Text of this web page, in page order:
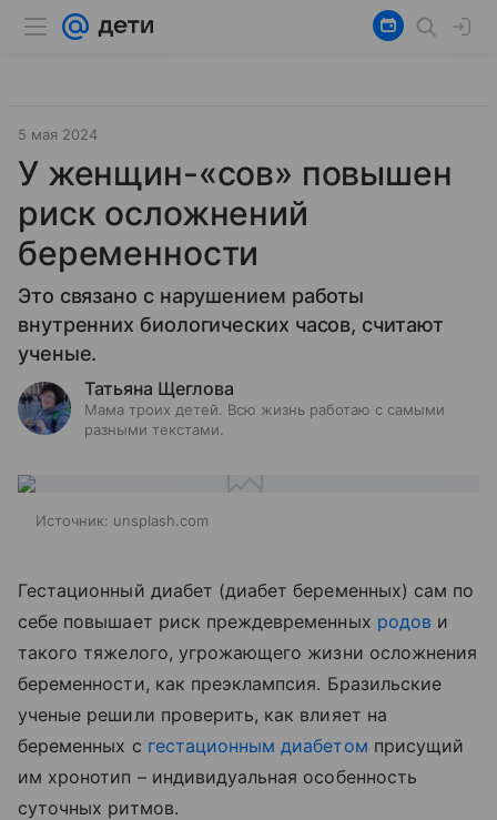
5 мая 2024
У женщин-«сов» повышен
риск осложнений
беременности
Это связано с нарушением работы
внутренних биологических часов, считают
ученые.
Татьяна Щеглова
Мама троих детей. Всю жизнь работаю с самыми
разными текстами.
Источник: unsplash.com
Гестационный диабет (диабет беременных) сам по
себе повышает риск преждевременных родов и
такого тяжелого, угрожающего жизни осложнения
беременности, как преэклампсия. Бразильские
ученые решили проверить, как влияет на
беременных с гестационным диабетом присущий
им хронотип – индивидуальная особенность
суточных ритмов.